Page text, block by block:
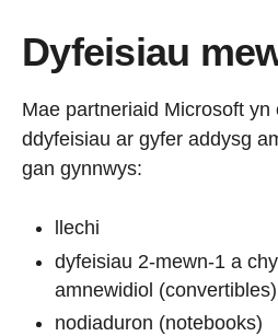
Dyfeisiau
Mae partneriaid Microsoft
ddyfeisiau ar gyfer addysg
gan gynnwys:
llechi
dyfeisiau 2-mewn-1 a
amnewidiol (convertibles)
nodiaduron (notebooks)